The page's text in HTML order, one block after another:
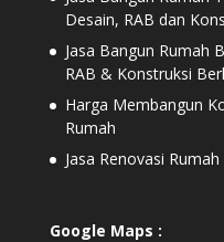
Desain, RAB dan
Jasa Bangun Rumah
RAB & Konstruksi
Harga Membangun
Rumah
Jasa Renovasi
Google Maps :